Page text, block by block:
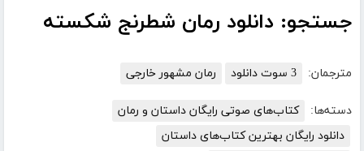
جستجو: دانلود رمان شطرنج شکسته
مترجمان: 3 سوت دانلود رمان مشهور خارجی
دسته‌ها:
کتاب‌های صوتی رایگان داستان و رمان
دانلود رایگان بهترین کتاب‌های داستان